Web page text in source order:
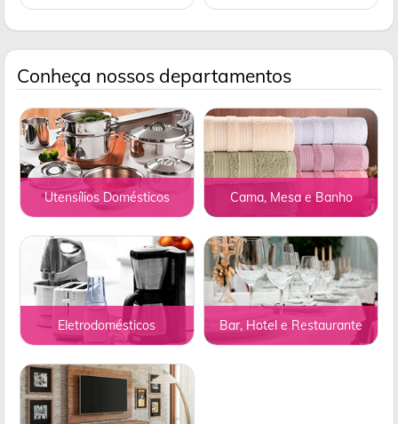
Conheça nossos departamentos
Utensílios Domésticos Cama, Mesa e Banho
Eletrodomésticos Bar, Hotel e Restaurante